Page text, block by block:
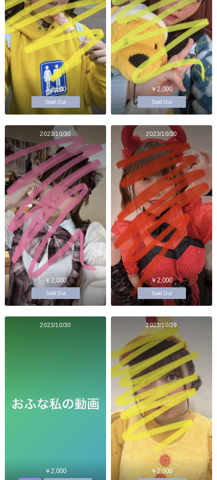
￥2,000
Sold Out
￥2,000
Sold Out
2023/10/30
￥2,000
Sold Out
2023/10/30
￥2,000
Sold Out
2023/10/30
￥2,000
2023/10/29
￥2,000